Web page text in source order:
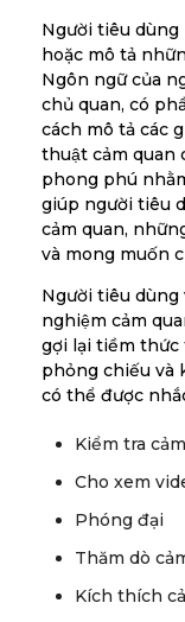
Người tiêu
hoặc mô tả
Ngôn ngữ của
chủ quan, có
cách mô tả các
thuật cảm quan
phong phú
giúp người tiêu
cảm quan,
và mong muốn
Người tiêu
nghiệm cảm
gợi lại tiềm thức
phỏng chiếu và
có thể được
Kiểm tra
Cho xem
Phóng đại
Thăm dò
Kích thích